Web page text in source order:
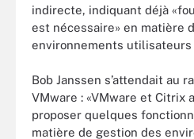
indirecte, indiquant déjà
est nécessaire» en matière
environnements
Bob Janssen s’attendait au
VMware : «VMware et Citrix
proposer quelques
matière de gestion des